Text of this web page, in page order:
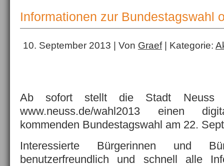
Informationen zur Bundestagswahl
10. September 2013 | Von Graef| Kategorie:
Ab sofort stellt die Stadt Neuss
www.neuss.de/wahl2013 einen
kommenden Bundestagswahl am 22.
Interessierte Bürgerinnen und
benutzerfreundlich und schnell alle